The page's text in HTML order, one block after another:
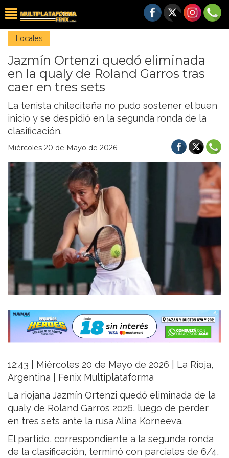
Locales
Jazmín Ortenzi quedó eliminada
en la qualy de Roland Garros tras
caer en tres sets
La tenista chileciteña no pudo sostener el buen
inicio y se despidió en la segunda ronda de la
clasificación.
Miércoles 20 de Mayo de 2026
12:43 | Miércoles 20 de Mayo de 2026 | La Rioja,
Argentina | Fenix Multiplataforma
La riojana Jazmín Ortenzi quedó eliminada de la
qualy de Roland Garros 2026, luego de perder
en tres sets ante la rusa Alina Korneeva.
El partido, correspondiente a la segunda ronda
de la clasificación, terminó con parciales de 6/4,